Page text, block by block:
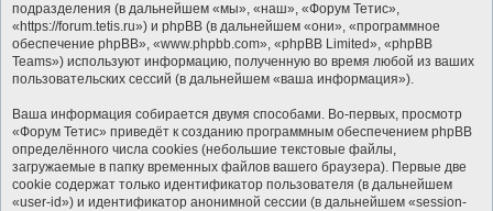
подразделения (в дальнейшем «мы», «наш», «Форум Тетис»,
«https://forum.tetis.ru») и phpBB (в дальнейшем «они», «программное
обеспечение phpBB», «www.phpbb.com», «phpBB Limited», «phpBB
Teams») используют информацию, полученную во время любой из ваших
пользовательских сессий (в дальнейшем «ваша информация»).
Ваша информация собирается двумя способами. Во-первых, просмотр
«Форум Тетис» приведёт к созданию программным обеспечением phpBB
определённого числа cookies (небольшие текстовые файлы,
загружаемые в папку временных файлов вашего браузера). Первые две
cookie содержат только идентификатор пользователя (в дальнейшем
«user-id») и идентификатор анонимной сессии (в дальнейшем «session-